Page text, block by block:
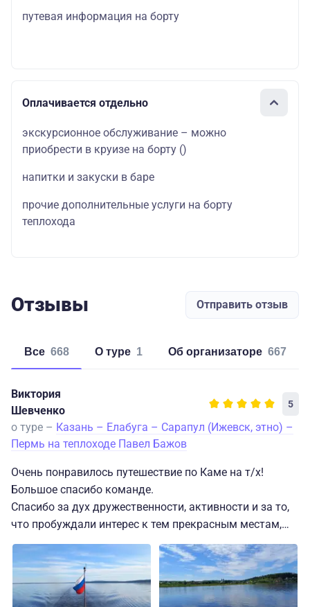
путевая информация на борту
Оплачивается отдельно
экскурсионное обслуживание – можно
приобрести в круизе на борту ()
напитки и закуски в баре
прочие дополнительные услуги на борту
теплохода
Отзывы Отправить отзыв
Все 668 о туре 1 об организаторе 667
Виктория
Шевченко
5
о туре – Казань – Елабуга – Сарапул (Ижевск, этно) –
Пермь на теплоходе Павел Бажов
Очень понравилось путешествие по Каме на т/х!
Большое спасибо команде.
Спасибо за дух дружественности, активности и за то,
что пробуждали интерес к тем прекрасным местам,
мимо которых плыли. Жаль, что путь был недолгим.
Мы путешествовали на т/х "Павел Бажов" только 4
дня от Казани до Перми, но за это время успели
погрузиться во всю красоту, которую увидели за